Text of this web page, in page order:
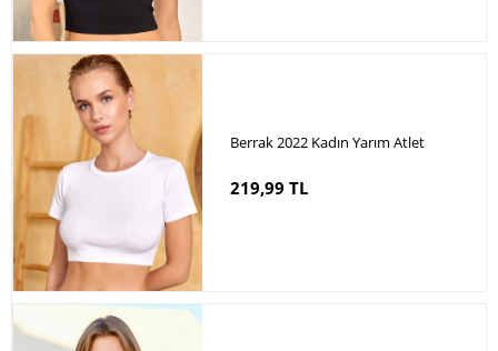
Berrak 2022 Kadın Yarım Atlet
219,99 TL